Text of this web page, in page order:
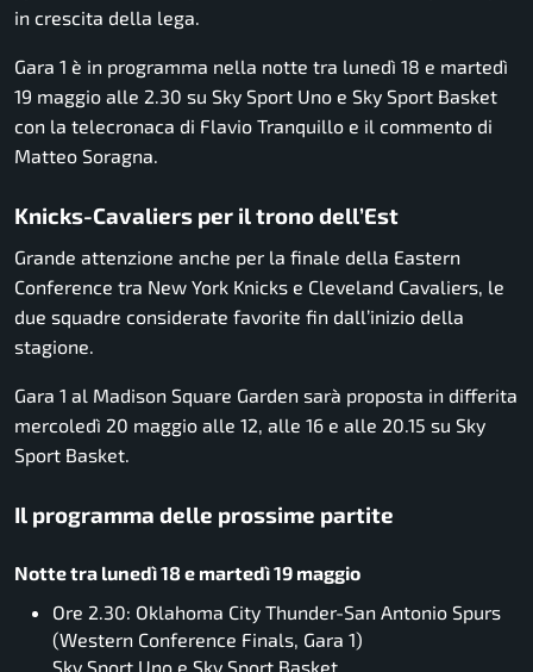
in crescita della lega.
Gara 1 è in programma nella notte tra lunedì 18 e martedì
19 maggio alle 2.30 su Sky Sport Uno e Sky Sport Basket
con la telecronaca di Flavio Tranquillo e il commento di
Matteo Soragna
Knicks-Cavaliers per il trono dell’Est
Grande attenzione anche per la finale della Eastern
Conference tra New York Knicks e Cleveland Cavaliers, le
due squadre considerate favorite fin dall’inizio della
stagione.
Gara 1 al Madison Square Garden sarà proposta in differita
mercoledì 20 maggio alle 12, alle 16 e alle 20.15 su Sky
Sport Basket.
Il programma delle prossime partite
Notte tra lunedì 18 e martedì 19 maggio
Ore 2.30: Oklahoma City Thunder-San Antonio Spurs
(Western Conference Finals, Gara 1)
Sky Sport Uno e Sky Sport Basket